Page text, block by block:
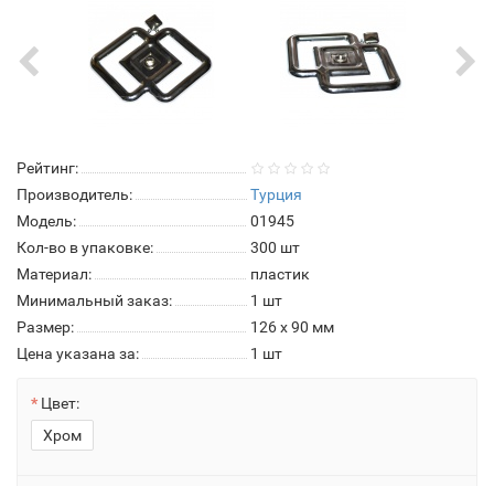
Рейтинг:
Производитель:
Турция
Модель:
01945
Кол-во в упаковке:
300 шт
Материал:
пластик
Минимальный заказ:
1 шт
Размер:
126 x 90 мм
Цена указана за:
1 шт
Цвет:
Хром